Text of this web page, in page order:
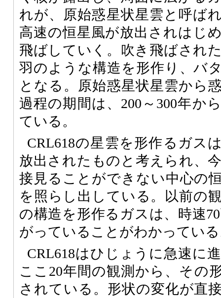
れが、原始惑星状星雲と呼ば
高速の恒星風が放出されはじ
飛ばしていく。吹き飛ばされ
羽のような構造を形作り、バ
となる。原始惑星状星雲から
過程の期間は、200～300年か
ている。
CRL618の星雲を形作るガス
放出されたものと考えられ、
接見ることができない中心の
を照らし出している。以前の
の構造を形作るガスは、時速
がっていることがわかってい
CRL618はひじょうに急速に
ここ20年間の観測から、その
されている。形状の変化が直